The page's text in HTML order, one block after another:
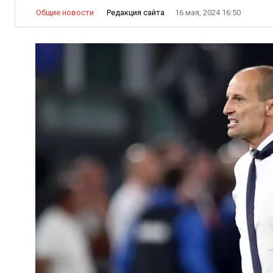
Общие новости Редакция сайта 16 мая, 2024 16:50